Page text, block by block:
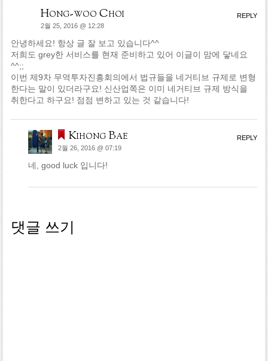
Hong-woo Choi
2월 25, 2016 @ 12:28
안녕하세요! 항상 글 잘 보고 있습니다^^
저희도 grey한 서비스를 현재 준비하고 있어 이글이 맘에 닿네요
^^;;
이번 제9차 무역투자진흥회의에서 법규들을 네거티브 규제로 변형
한다는 말이 있더라구요! 신산업쪽은 이미 네거티브 규제 방식을
취한다고 하구요! 점점 변하고 있는 것 같습니다!
REPLY
Kihong Bae
2월 26, 2016 @ 07:19
네, good luck 입니다!
REPLY
댓글 쓰기